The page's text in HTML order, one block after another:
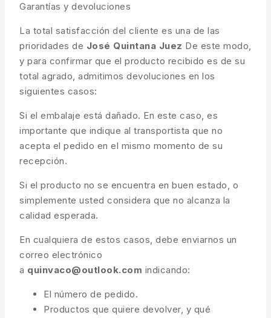
Garantías y devoluciones
La total satisfacción del cliente es una de las
prioridades de José Quintana Juez De este modo,
y para confirmar que el producto recibido es de su
total agrado, admitimos devoluciones en los
siguientes casos:
Si el embalaje está dañado. En este caso, es
importante que indique al transportista que no
acepta el pedido en el mismo momento de su
recepción.
Si el producto no se encuentra en buen estado, o
simplemente usted considera que no alcanza la
calidad esperada.
En cualquiera de estos casos, debe enviarnos un
correo electrónico
a quinvaco@outlook.com indicando:
El número de pedido.
Productos que quiere devolver, y qué